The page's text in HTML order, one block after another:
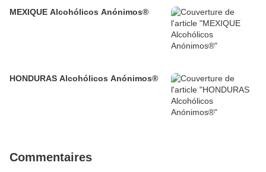
MEXIQUE Alcohólicos Anónimos®
HONDURAS Alcohólicos Anónimos®
Commentaires